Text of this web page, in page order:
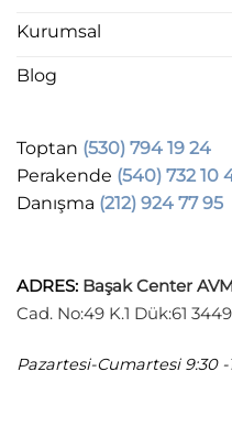
Kurumsal
Blog
Toptan (530) 794 19 24
Perakende (540) 732 10
Danışma (212) 924 77 95
ADRES: Başak Center
Cad. No:49 K.1 Dük:61
Pazartesi-Cumartesi 9:30 -